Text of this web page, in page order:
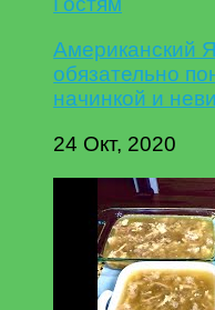
обязательно
начинкой и
24 Окт, 2020